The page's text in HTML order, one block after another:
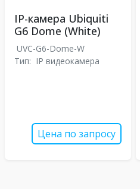
IP-камера Ubiquiti
G6 Dome (White)
UVC-G6-Dome-W
Тип: IP видеокамера
Цена по запросу